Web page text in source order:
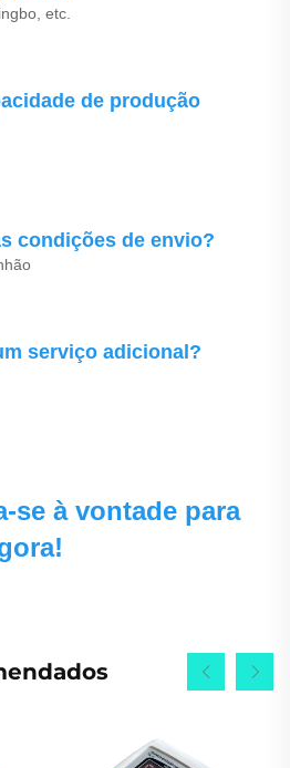
etc.
de produção
condições de envio?
serviço adicional?
se à vontade para